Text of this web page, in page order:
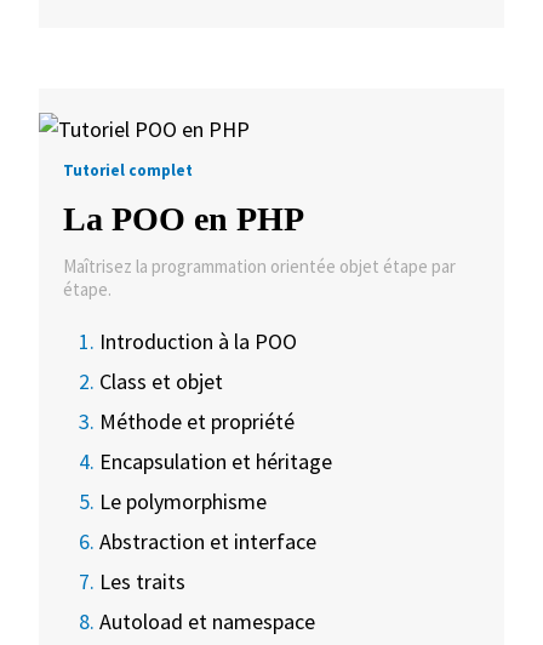
Tutoriel complet
La POO en PHP
Maîtrisez la programmation orientée objet étape par
étape.
Introduction à la POO
Class et objet
Méthode et propriété
Encapsulation et héritage
Le polymorphisme
Abstraction et interface
Les traits
Autoload et namespace